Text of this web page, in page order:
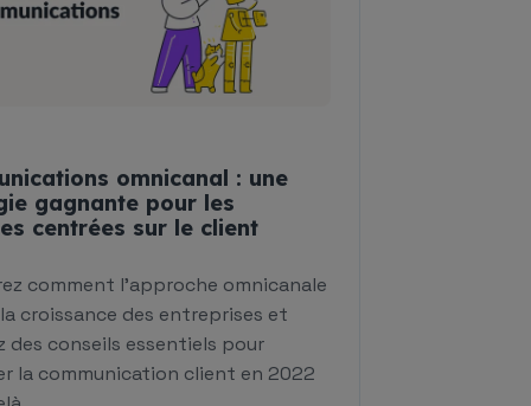
omnicanal : une
gagnante pour les
centrées sur le client
comment l'approche omnicanale
croissance des entreprises et
des conseils essentiels pour
la communication client en 2022